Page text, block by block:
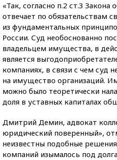
«Так, согласно п.2 ст.3
отвечает по обязательствам
из фундаментальных
России. Суд необоснованно
владельцем имущества, в
является
компаниях, в связи с чем суд
на имущество организаций.
можно было теоретически
доля в уставных капиталах
Дмитрий Демин, адвокат
юридический поверенный»,
неизвестны подобные
компаний изымалось под